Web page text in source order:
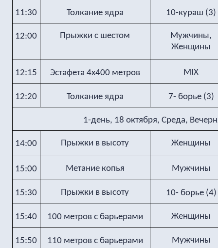
11:30 Толкание ядра 10-кураш (3)
12:00 Прыжки с шестом
Мужчины,
Женщины
12:15 Эстафета 4х400 метров MIX
12:20 Толкание ядра 7- борье (3)
1-день, 18 октября, Среда,
14:00 Прыжки в высоту Женщины
15:00 Метание копья Мужчины
15:30 Прыжки в высоту 10- борье (4)
15:40 100 метров с барьерами Женщины
15:50 110 метров с барьерами Мужчины